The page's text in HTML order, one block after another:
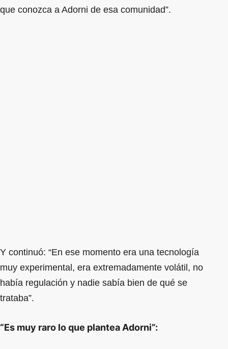
que conozca a Adorni de esa comunidad”.
Y continuó: “En ese momento era una tecnología
muy experimental, era extremadamente volátil, no
había regulación y nadie sabía bien de qué se
trataba”.
“Es muy raro lo que plantea Adorni”: